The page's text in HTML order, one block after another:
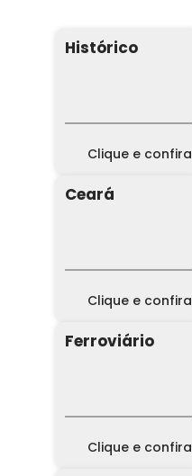
Histórico
Clique e confira
Ceará
Clique e confira
Ferroviário
Clique e confira